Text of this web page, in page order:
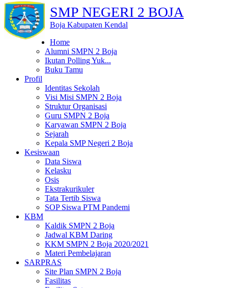
SMP NEGERI 2 BOJA
Boja Kabupaten Kendal
Home
Alumni SMPN 2 Boja
Ikutan Polling Yuk...
Buku Tamu
Profil
Identitas Sekolah
Visi Misi SMPN 2 Boja
Struktur Organisasi
Guru SMPN 2 Boja
Karyawan SMPN 2 Boja
Sejarah
Kepala SMP Negeri 2 Boja
Kesiswaan
Data Siswa
Kelasku
Osis
Ekstrakurikuler
Tata Tertib Siswa
SOP Siswa PTM Pandemi
KBM
Kaldik SMPN 2 Boja
Jadwal KBM Daring
KKM SMPN 2 Boja 2020/2021
Materi Pembelajaran
SARPRAS
Site Plan SMPN 2 Boja
Fasilitas